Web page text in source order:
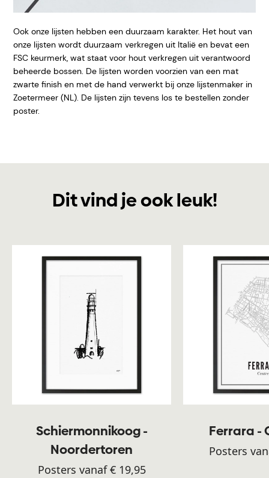
Ook onze lijsten hebben een duurzaam karakter. Het hout van
onze lijsten wordt duurzaam verkregen uit Italië en bevat een
FSC keurmerk, wat staat voor hout verkregen uit verantwoord
beheerde bossen. De lijsten worden voorzien van een mat
zwarte finish en met de hand verwerkt bij onze lijstenmaker in
Zoetermeer (NL). De lijsten zijn tevens los te bestellen zonder
poster.
Dit vind je ook leuk!
Schiermonnikoog -
Noordertoren
Posters vanaf € 19,95
Ferrara -
Posters